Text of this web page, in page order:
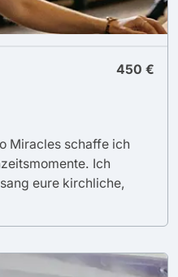
450 €
Miracles schaffe ich
Ich
eure kirchliche,